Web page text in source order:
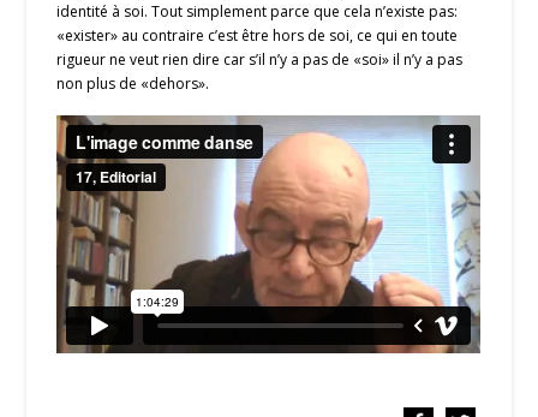
identité à soi. Tout simplement parce que cela n’existe pas:
«exister» au contraire c’est être hors de soi, ce qui en toute
rigueur ne veut rien dire car s’il n’y a pas de «soi» il n’y a pas
non plus de «dehors».